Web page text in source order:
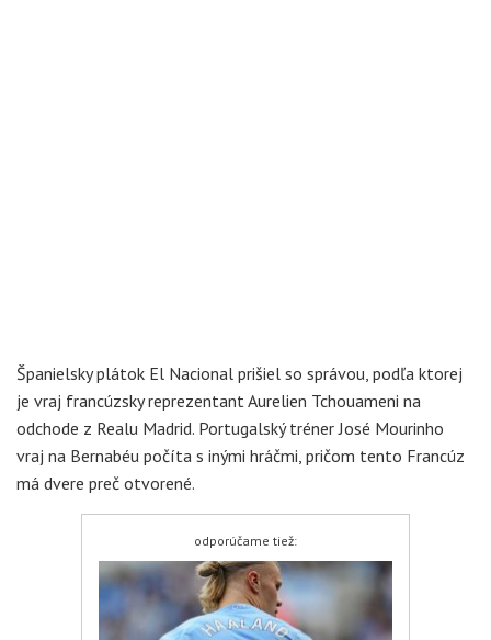
Španielsky plátok El Nacional prišiel so správou, podľa ktorej
je vraj francúzsky reprezentant Aurelien Tchouameni na
odchode z Realu Madrid. Portugalský tréner José Mourinho
vraj na Bernabéu počíta s inými hráčmi, pričom tento Francúz
má dvere preč otvorené.
odporúčame tiež: